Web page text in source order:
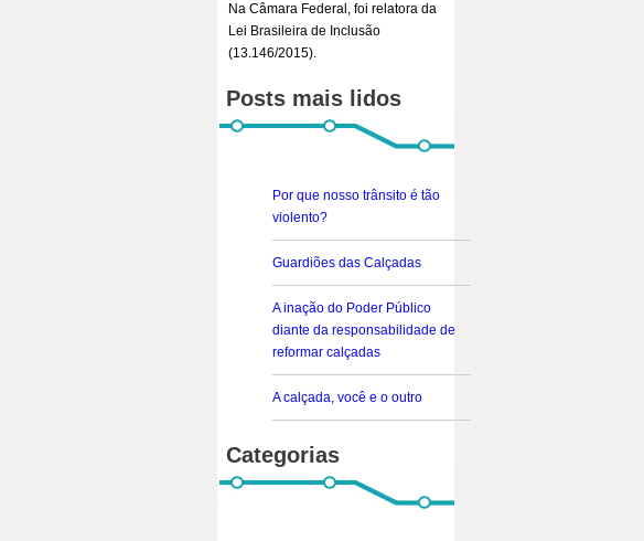
Na Câmara Federal, foi relatora da
Lei Brasileira de Inclusão
(13.146/2015).
Posts mais lidos
Por que nosso trânsito é tão
violento?
Guardiões das Calçadas
A inação do Poder Público
diante da responsabilidade de
reformar calçadas
A calçada, você e o outro
Categorias